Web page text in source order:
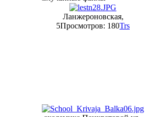
Ланжероновская,
5Просмотров: 180Trs